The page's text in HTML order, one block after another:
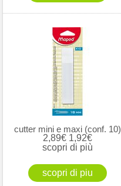
cutter mini e maxi (conf. 10)
2,89€1,92€
scopri di più